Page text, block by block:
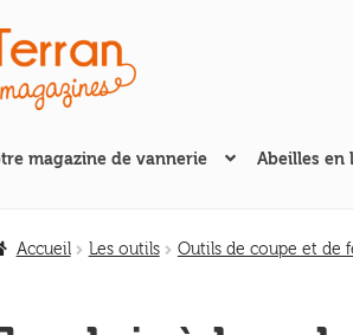
magazine de vannerie Abeilles en
Accueil Les outils Outils de coupe et de